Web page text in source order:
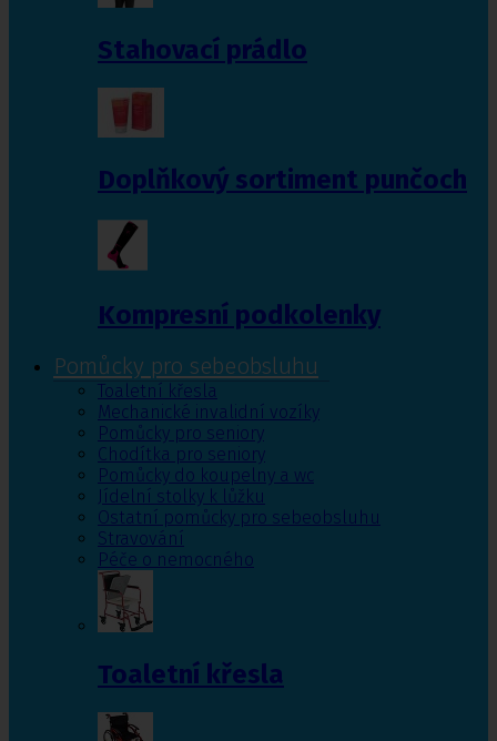
Stahovací prádlo
Doplňkový sortiment punčoch
Kompresní podkolenky
Pomůcky pro sebeobsluhu
Toaletní křesla
Mechanické invalidní vozíky
Pomůcky pro seniory
Chodítka pro seniory
Pomůcky do koupelny a wc
Jídelní stolky k lůžku
Ostatní pomůcky pro sebeobsluhu
Stravování
Péče o nemocného
Toaletní křesla